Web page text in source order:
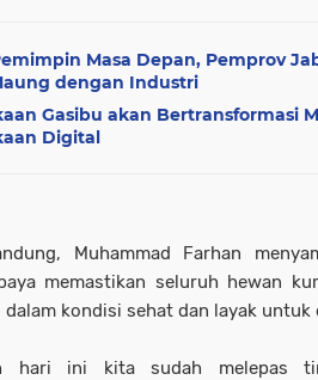
Masa Depan, Pemprov
dengan Industri
Gasibu akan Bertransformasi
Digital
Muhammad Farhan
memastikan seluruh hewan
dalam kondisi sehat dan layak untuk
hari ini kita sudah melepas